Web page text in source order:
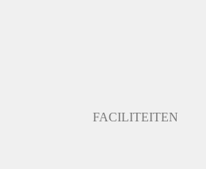
FACILITEITEN